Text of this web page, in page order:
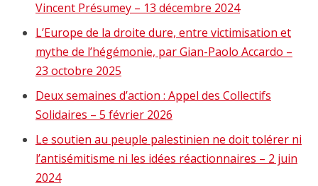
Vincent Présumey – 13 décembre 2024
L’Europe de la droite dure, entre victimisation et
mythe de l’hégémonie, par Gian-Paolo Accardo –
23 octobre 2025
Deux semaines d’action : Appel des Collectifs
Solidaires – 5 février 2026
Le soutien au peuple palestinien ne doit tolérer ni
l’antisémitisme ni les idées réactionnaires – 2 juin
2024